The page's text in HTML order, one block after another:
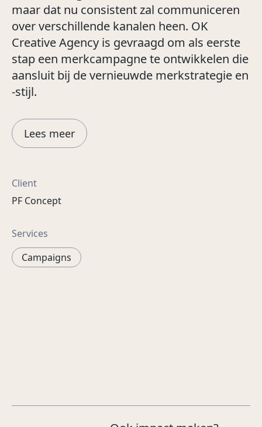
maar dat nu consistent zal communiceren
over verschillende kanalen heen. OK
Creative Agency is gevraagd om als eerste
stap een merkcampagne te ontwikkelen die
aansluit bij de vernieuwde merkstrategie en
-stijl.
Lees meer
Client
PF Concept
Services
Campaigns